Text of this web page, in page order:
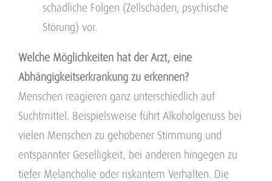
schädliche Folgen (Zellschäden, psychische
Störung) vor.
Welche Möglichkeiten hat der Arzt, eine
Abhängigkeitserkrankung zu erkennen?
Menschen reagieren ganz unterschiedlich auf
Suchtmittel. Beispielsweise führt Alkoholgenuss bei
vielen Menschen zu gehobener Stimmung und
entspannter Geselligkeit, bei anderen hingegen zu
tiefer Melancholie oder riskantem Verhalten. Die